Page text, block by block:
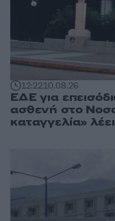
12:2210.08.26
ΕΔΕ για
ασθενή στο
καταγγελία»